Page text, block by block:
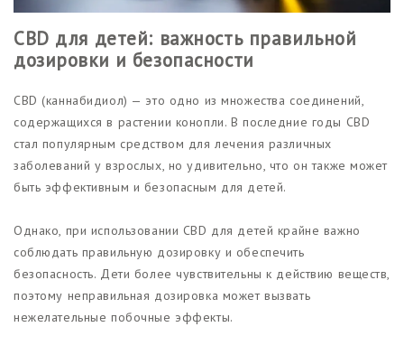
CBD для детей: важность правильной
дозировки и безопасности
CBD (каннабидиол) — это одно из множества соединений,
содержащихся в растении конопли. В последние годы CBD
стал популярным средством для лечения различных
заболеваний у взрослых, но удивительно, что он также может
быть эффективным и безопасным для детей.
Однако, при использовании CBD для детей крайне важно
соблюдать правильную дозировку и обеспечить
безопасность. Дети более чувствительны к действию веществ,
поэтому неправильная дозировка может вызвать
нежелательные побочные эффекты.